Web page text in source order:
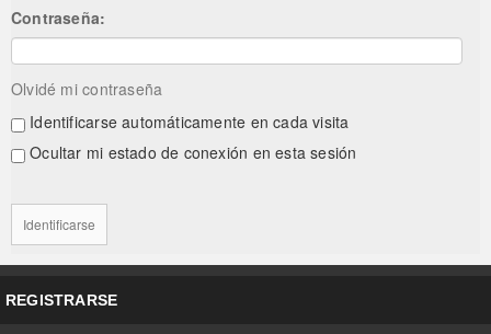
Contraseña:
Olvidé mi contraseña
Identificarse automáticamente en cada visita
Ocultar mi estado de conexión en esta sesión
REGISTRARSE